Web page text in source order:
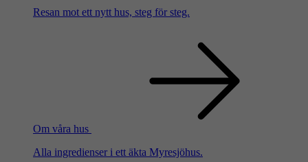
Resan mot ett nytt hus, steg för steg.
Om våra hus
Alla ingredienser i ett äkta Myresjöhus.